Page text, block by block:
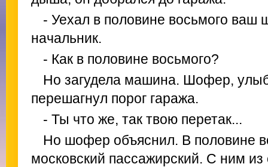
- Уехал в половине восьмого
начальник.
- Как в половине восьмого?
Но загудела машина. Шофер,
перешагнул порог гаража.
- Ты что же, так твою перетак...
Но шофер объяснил. В половине
московский пассажирский. С ним из